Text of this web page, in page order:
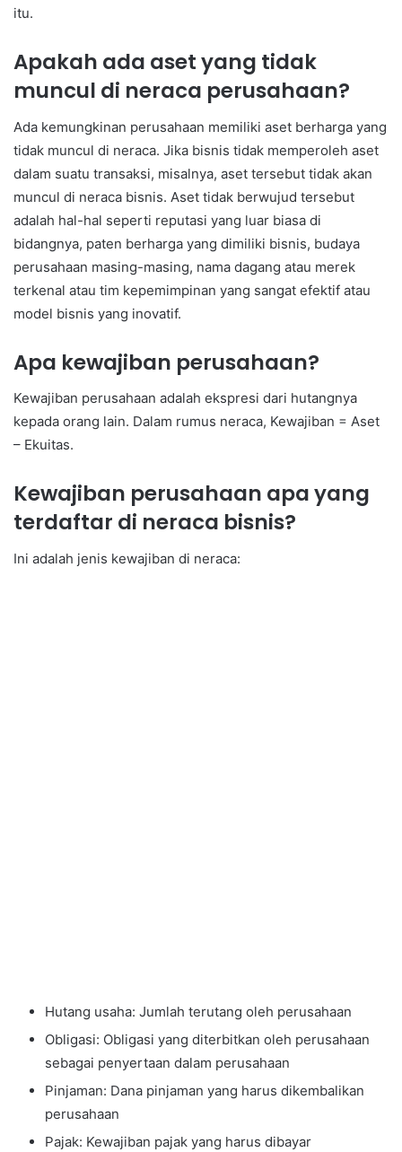
itu.
Apakah ada aset yang tidak
muncul di neraca perusahaan?
Ada kemungkinan perusahaan memiliki aset berharga yang
tidak muncul di neraca. Jika bisnis tidak memperoleh aset
dalam suatu transaksi, misalnya, aset tersebut tidak akan
muncul di neraca bisnis. Aset tidak berwujud tersebut
adalah hal-hal seperti reputasi yang luar biasa di
bidangnya, paten berharga yang dimiliki bisnis, budaya
perusahaan masing-masing, nama dagang atau merek
terkenal atau tim kepemimpinan yang sangat efektif atau
model bisnis yang inovatif.
Apa kewajiban perusahaan?
Kewajiban perusahaan adalah ekspresi dari hutangnya
kepada orang lain. Dalam rumus neraca, Kewajiban = Aset
– Ekuitas.
Kewajiban perusahaan apa yang
terdaftar di neraca bisnis?
Ini adalah jenis kewajiban di neraca:
Hutang usaha: Jumlah terutang oleh perusahaan
Obligasi: Obligasi yang diterbitkan oleh perusahaan
sebagai penyertaan dalam perusahaan
Pinjaman: Dana pinjaman yang harus dikembalikan
perusahaan
Pajak: Kewajiban pajak yang harus dibayar